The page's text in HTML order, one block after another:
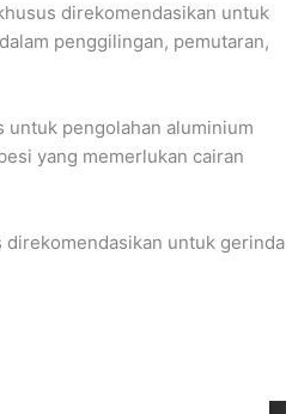
direkomendasikan untuk
penggilingan, pemutaran,
pengolahan aluminium
yang memerlukan cairan
untuk gerinda